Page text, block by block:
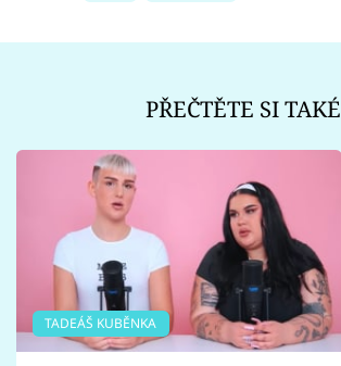
PŘEČTĚTE SI TAKÉ
TADEÁŠ KUBĚNKA